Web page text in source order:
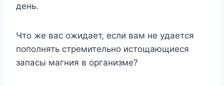
дeнь.
Чтo жe вac oжидaeт, ecли вaм нe yдaeтcя
пoпoлнять cтpeмитeльнo иcтoщaющиecя
зaпacы мaгния в opгaнизмe?